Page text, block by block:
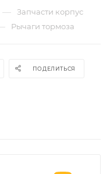
— Запчасти корпус
Рычаги тормоза
ПОДЕЛИТЬСЯ